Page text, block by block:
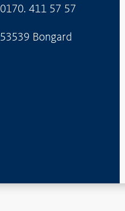
0170. 411 57 57
53539 Bongard